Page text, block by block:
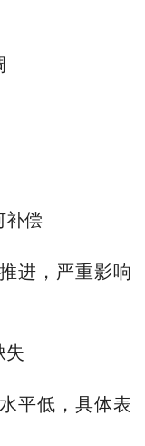
补偿
进，严重影响
失
平低，具体表